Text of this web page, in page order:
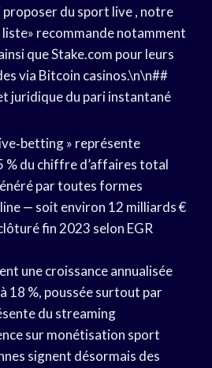
proposer du sport live , notre
recommande notamment
que Stake.com pour leurs
via Bitcoin casinos.\n\n##
juridique du pari instantané
» représente
% du chiffre d’affaires total
par toutes formes
— soit environ 12 milliards €
fin 2023 selon EGR
une croissance annualisée
18 %, poussée surtout par
du streaming
sur monétisation sport
signent désormais des